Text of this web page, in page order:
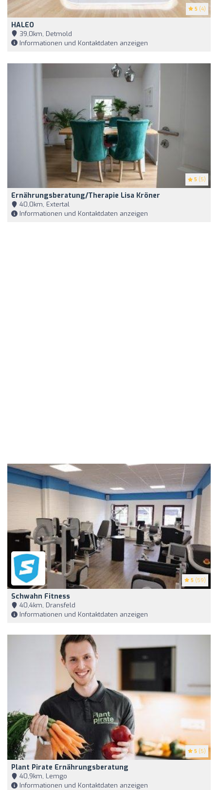
5 (4)
HALEO
39,0km, Detmold
Informationen und Kontaktdaten anzeigen
5 (5)
Ernährungsberatung/therapie Lisa Kröner
40,0km, Extertal
Informationen und Kontaktdaten anzeigen
5 (59)
Schwahn Fitness
40,4km, Dransfeld
Informationen und Kontaktdaten anzeigen
5 (5)
Plant Pirate Ernährungsberatung
40,9km, Lemgo
Informationen und Kontaktdaten anzeigen